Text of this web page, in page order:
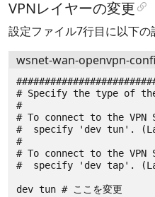
VPNレイヤーの変更
設定ファイル7行目に以下の
wsnet-wan-openvpn-